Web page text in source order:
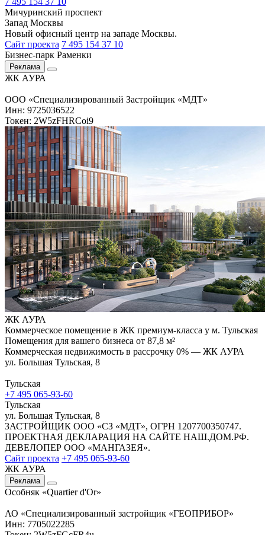
Мичуринский проспект
Запад Москвы
Новый офисный центр на западе Москвы.
Сайт проекта 7 495 154 37 10
Бизнес-парк Раменки
Реклама
ЖК АУРА
ООО «Специализированный Застройщик «МДТ»
Инн: 9725036522
Токен: 2W5zFHRCoi9
ЖК АУРА
Коммерческое помещение в ЖК премиум-класса у м. Тульская
Помещения для вашего бизнеса от 87,8 м²
Коммерческая недвижимость в рассрочку 0% — ЖК АУРА
ул. Большая Тульская, 8
Тульская
+7 495 065-93-60
Тульская
ул. Большая Тульская, 8
ЗАСТРОЙЩИК ООО «СЗ «МДТ», ОГРН 1207700350747.
ПРОЕКТНАЯ ДЕКЛАРАЦИЯ НА САЙТЕ НАШ.ДОМ.РФ.
ДЕВЕЛОПЕР ООО «МАНГАЗЕЯ».
Сайт проекта +7 495 065-93-60
ЖК АУРА
Реклама
Особняк «Quartier d'Or»
АО «Специализированный застройщик «ГЕОПРИБОР»
Инн: 7705022285